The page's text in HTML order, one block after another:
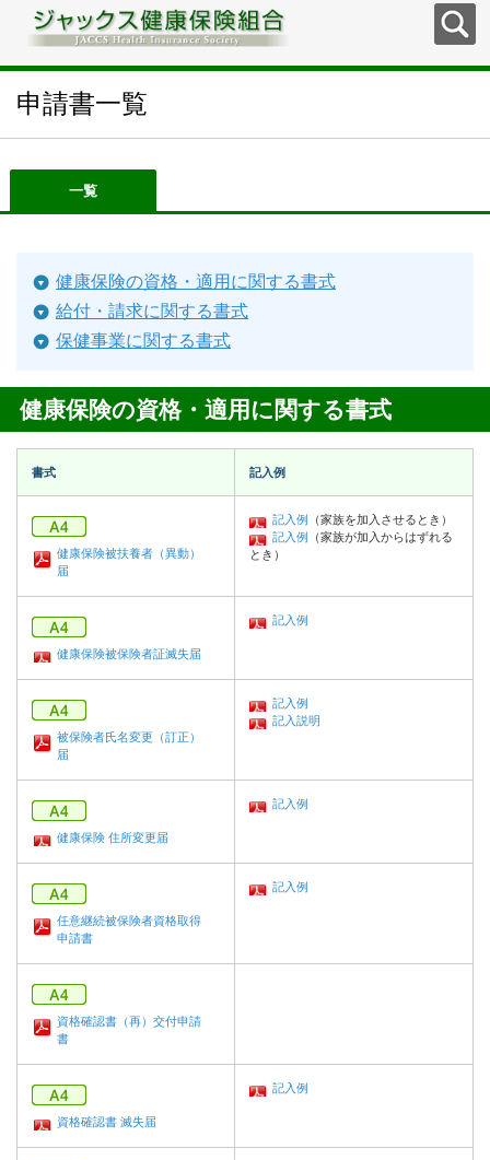
申請書一覧
一覧
健康保険の資格・適用に関する書式
給付・請求に関する書式
保健事業に関する書式
健康保険の資格・適用に関する書式
書式 記入例
健康保険被扶養者（異動）
届
記入例 （家族を加入させるとき）
記入例 （家族が加入からはずれる
とき）
健康保険被保険者証滅失届
記入例
被保険者氏名変更（訂正）
届
記入例
記入説明
健康保険 住所変更届
記入例
任意継続被保険者資格取得
申請書
記入例
資格確認書（再）交付申請
書
資格確認書 滅失届
記入例